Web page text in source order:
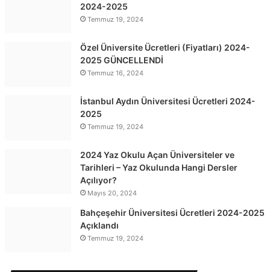
2024-2025
Temmuz 19, 2024
Özel Üniversite Ücretleri (Fiyatları) 2024-
2025 GÜNCELLENDİ
Temmuz 16, 2024
İstanbul Aydın Üniversitesi Ücretleri 2024-
2025
Temmuz 19, 2024
2024 Yaz Okulu Açan Üniversiteler ve
Tarihleri – Yaz Okulunda Hangi Dersler
Açılıyor?
Mayıs 20, 2024
Bahçeşehir Üniversitesi Ücretleri 2024-2025
Açıklandı
Temmuz 19, 2024